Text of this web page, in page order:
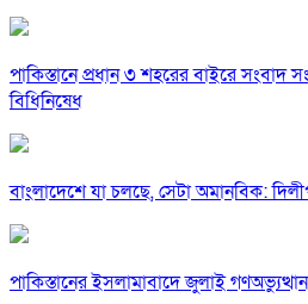
পাকিস্তানে প্রধান ৩ শহরের বাইরে সংবাদ
বিধিনিষেধ
বাংলাদেশে যা চলছে, সেটা অমানবিক:
পাকিস্তানের ইসলামাবাদে জুলাই